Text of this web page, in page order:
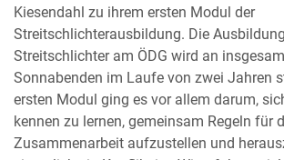
Kiesendahl zu ihrem ersten Modul der
Streitschlichterausbildung. Die
Streitschlichter am ÖDG wird an
Sonnabenden im Laufe von zwei Jahren
ersten Modul ging es vor allem darum,
kennen zu lernen, gemeinsam Regeln für
Zusammenarbeit aufzustellen und